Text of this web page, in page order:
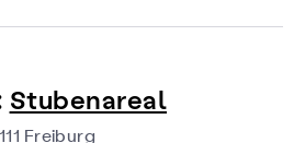
Stubenareal
Freiburg